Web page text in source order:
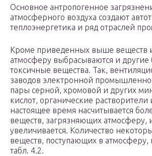
Основное антропогенное
атмосферного воздуха создают
теплоэнергетика и ряд отраслей
Кроме приведенных выше веществ
атмосферу выбрасываются и другие
токсичные вещества. Так,
заводов электронной
пары серной, хромовой и других
кислот, органические растворители
настоящее время насчитывается
веществ, загрязняющих атмосферу,
увеличивается. Количество
веществ, поступающих в атмосферу,
табл. 4.2.